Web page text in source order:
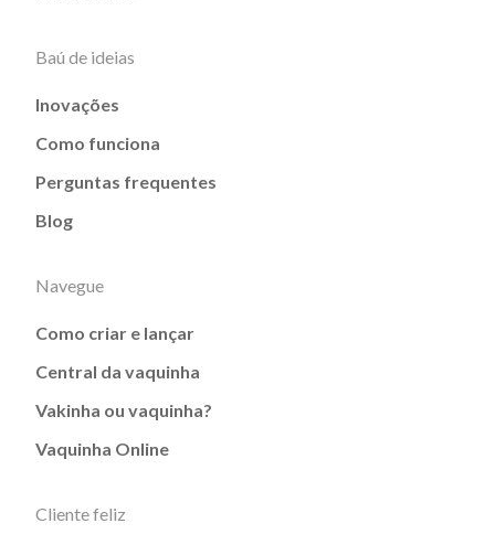
Baú de ideias
Inovações
Como funciona
Perguntas frequentes
Blog
Navegue
Como criar e lançar
Central da vaquinha
Vakinha ou vaquinha?
Vaquinha Online
Cliente feliz